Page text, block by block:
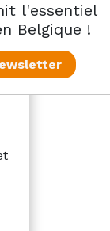
l'essentiel
Belgique !